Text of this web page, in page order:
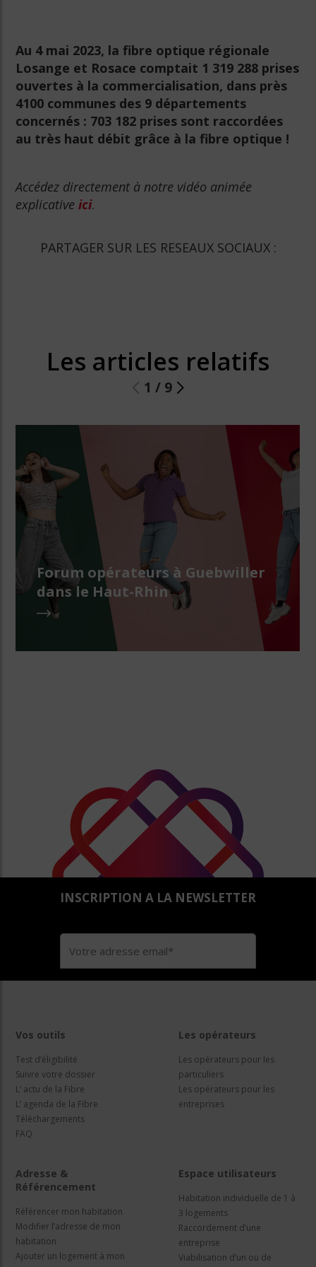
Au 4 mai 2023, la fibre optique régionale
Losange et Rosace comptait 1 319 288 prises
ouvertes à la commercialisation, dans près
4100 communes des 9 départements
concernés : 703 182 prises sont raccordées
au très haut débit grâce à la fibre optique !
Accédez directement à notre vidéo animée
explicative ici.
PARTAGER SUR LES RESEAUX SOCIAUX :
Les articles relatifs
1 / 9
Forum opérateurs à Guebwiller
dans le Haut-Rhin
INSCRIPTION A LA NEWSLETTER
Vos outils
Test d’éligibilité
Suivre votre dossier
L’ actu de la Fibre
L’ agenda de la Fibre
Téléchargements
FAQ
Les opérateurs
Les opérateurs pour les
particuliers
Les opérateurs pour les
entreprises
Adresse &
Référencement
Référencer mon habitation
Modifier l’adresse de mon
habitation
Ajouter un logement à mon
Espace utilisateurs
Habitation individuelle de 1 à
3 logements
Raccordement d’une
entreprise
Viabilisation d’un ou de